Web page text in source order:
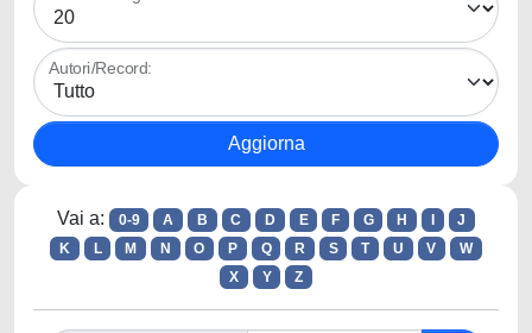
Autori/Record:
Vai a: 0-9 A B C D E F G H
J
K
L M N O P Q R S T U V
W
X
Y Z